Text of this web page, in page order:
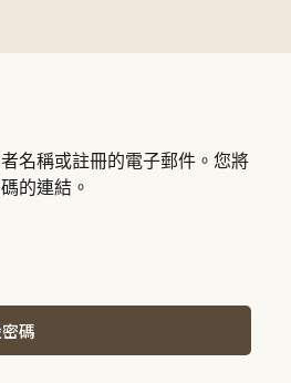
名稱或註冊的電子郵件。您將
的連結。
碼